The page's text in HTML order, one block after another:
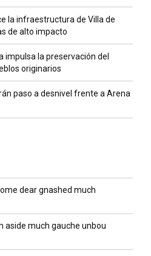
la infraestructura de Villa de
de alto impacto
impulsa la preservación del
originarios
paso a desnivel frente a Arena
dear gnashed much
aside much gauche unbou